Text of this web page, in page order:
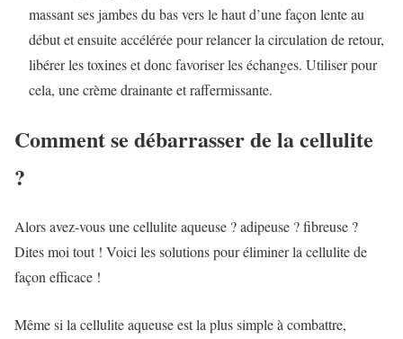
massant ses jambes du bas vers le haut d’une façon lente au
début et ensuite accélérée pour relancer la circulation de retour,
libérer les toxines et donc favoriser les échanges. Utiliser pour
cela, une crème drainante et raffermissante.
Comment se débarrasser de la cellulite
?
Alors avez-vous une cellulite aqueuse ? adipeuse ? fibreuse ?
Dites moi tout ! Voici les solutions pour éliminer la cellulite de
façon efficace !
Même si la cellulite aqueuse est la plus simple à combattre,